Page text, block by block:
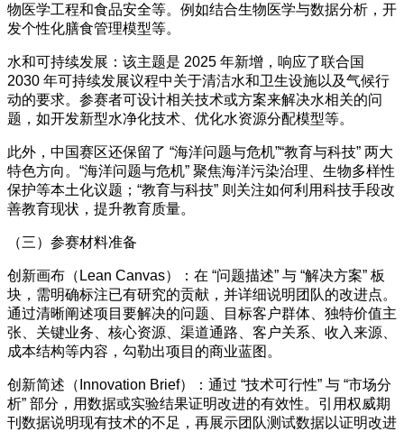
物医学工程和食品安全等。例如结合生物医学与数据分析，开
发个性化膳食管理模型等。
水和可持续发展：该主题是 2025 年新增，响应了联合国
2030 年可持续发展议程中关于清洁水和卫生设施以及气候行
动的要求。参赛者可设计相关技术或方案来解决水相关的问
题，如开发新型水净化技术、优化水资源分配模型等。
此外，中国赛区还保留了 “海洋问题与危机”“教育与科技” 两大
特色方向。“海洋问题与危机” 聚焦海洋污染治理、生物多样性
保护等本土化议题；“教育与科技” 则关注如何利用科技手段改
善教育现状，提升教育质量。
（三）参赛材料准备
创新画布（Lean Canvas）：在 “问题描述” 与 “解决方案” 板
块，需明确标注已有研究的贡献，并详细说明团队的改进点。
通过清晰阐述项目要解决的问题、目标客户群体、独特价值主
张、关键业务、核心资源、渠道通路、客户关系、收入来源、
成本结构等内容，勾勒出项目的商业蓝图。
创新简述（Innovation Brief）：通过 “技术可行性” 与 “市场分
析” 部分，用数据或实验结果证明改进的有效性。引用权威期
刊数据说明现有技术的不足，再展示团队测试数据以证明改进